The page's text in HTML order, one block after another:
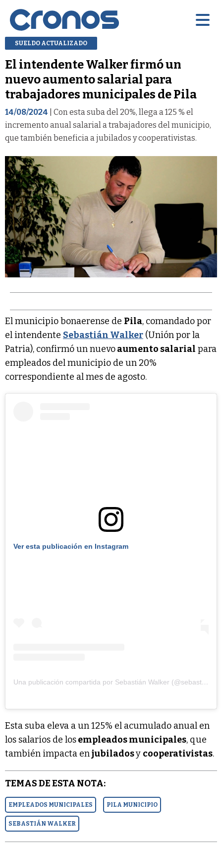
SUELDO ACTUALIZADO
El intendente Walker firmó un
nuevo aumento salarial para
trabajadores municipales de Pila
14/08/2024 | Con esta suba del 20%, llega a 125 % el
incremento anual salarial a trabajadores del municipio,
que también beneficia a jubilados y cooperativistas.
El municipio bonaerense de Pila, comandado por
el intendente Sebastián Walker (Unión por la
Patria), confirmó un nuevoaumento salarial para
empleados del municipio de un 20%
correspondiente al mes de agosto.
Ver esta publicación en Instagram
Una publicación compartida por Sebastián Walker (@sebastian_walker_intendente)
Esta suba eleva a un 125% el acumulado anual en
los salarios de losempleados municipales, que
también impacta enjubiladosy cooperativistas.
TEMAS DE ESTA NOTA:
EMPLEADOS MUNICIPALES PILA MUNICIPIO
SEBASTIÁN WALKER